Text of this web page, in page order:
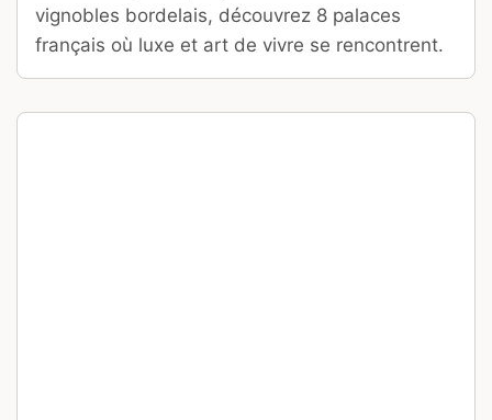
vignobles bordelais, découvrez 8 palaces
français où luxe et art de vivre se rencontrent.